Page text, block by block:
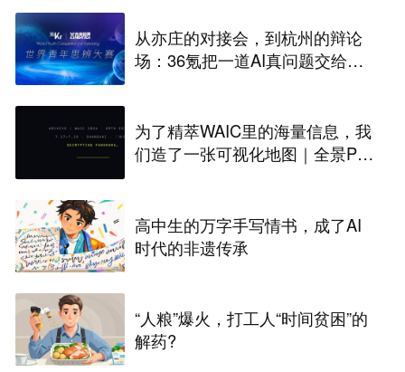
从亦庄的对接会，到杭州的辩论
场：36氪把一道AI真问题交给了
为了精萃WAIC里的海量信息，我
们造了一张可视化地图｜全景PA
高中生的万字手写情书，成了AI
时代的非遗传承
“人粮”爆火，打工人“时间贫困”的
解药?